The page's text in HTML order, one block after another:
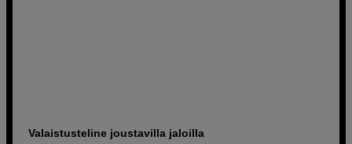
Valaistusteline joustavilla jaloilla